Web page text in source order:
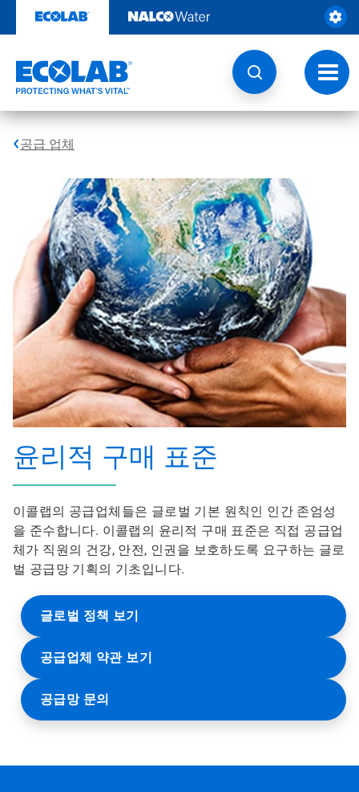
츠
기
토
글
내
비
공급 업체
윤리적 구매 표준
이콜랩의 공급업체들은 글로벌 기본 원칙인 인간 존엄성
을 준수합니다. 이콜랩의 윤리적 구매 표준은 직접 공급업
체가 직원의 건강, 안전, 인권을 보호하도록 요구하는 글로
벌 공급망 기획의 기초입니다.
글로벌 정책 보기
공급업체 약관 보기
공급망 문의